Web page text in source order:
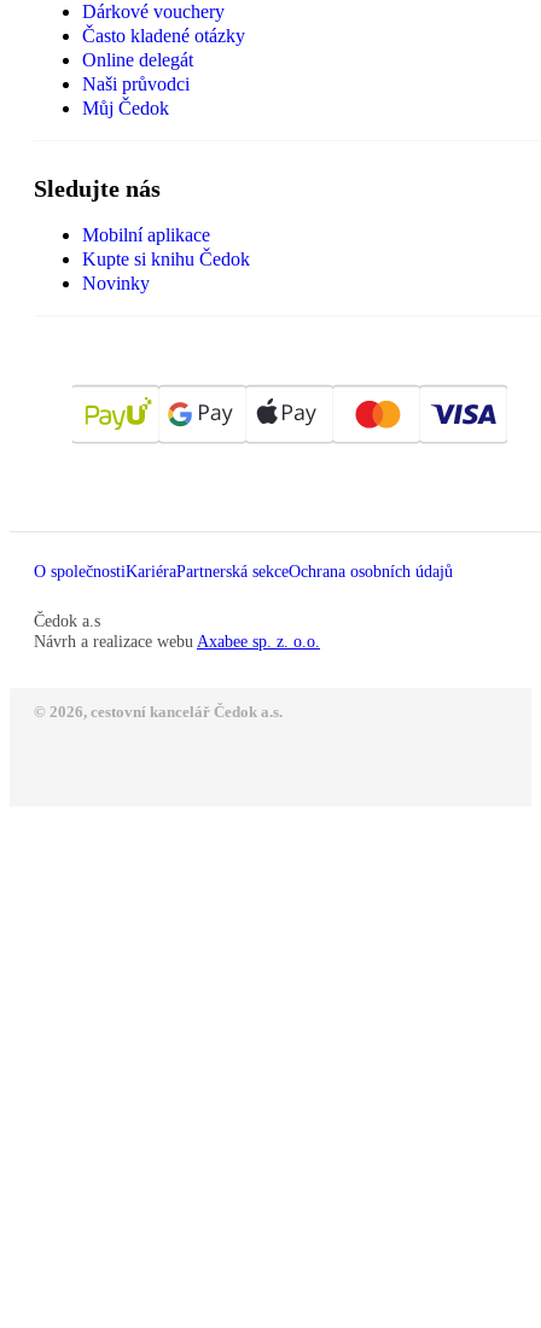
Dárkové vouchery
Často kladené otázky
Online delegát
Naši průvodci
Můj Čedok
Sledujte nás
Mobilní aplikace
Kupte si knihu Čedok
Novinky
O společnostiKariéraPartnerská sekceOchrana osobních údajů
Čedok a.s
Návrh a realizace webu Axabee sp. z. o.o.
© 2026, cestovní kancelář Čedok a.s.